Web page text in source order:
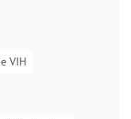
VIH